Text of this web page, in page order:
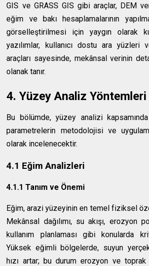
GIS ve GRASS GIS gibi araçlar, DEM
eğim ve bakı hesaplamalarının
görselleştirilmesi için yaygın olarak
yazılımlar, kullanıcı dostu ara yüzleri
araçları sayesinde, mekânsal verinin
olanak tanır.
4. Yüzey Analiz Yöntemleri
Bu bölümde, yüzey analizi
parametrelerin metodolojisi ve
olarak incelenecektir.
4.1 Eğim Analizleri
4.1.1 Tanım ve Önemi
Eğim, arazi yüzeyinin en temel fiziksel
Mekânsal dağılımı, su akışı, erozyon
kullanım planlaması gibi konularda
Yüksek eğimli bölgelerde, suyun
hızı artar; bu durum erozyon ve